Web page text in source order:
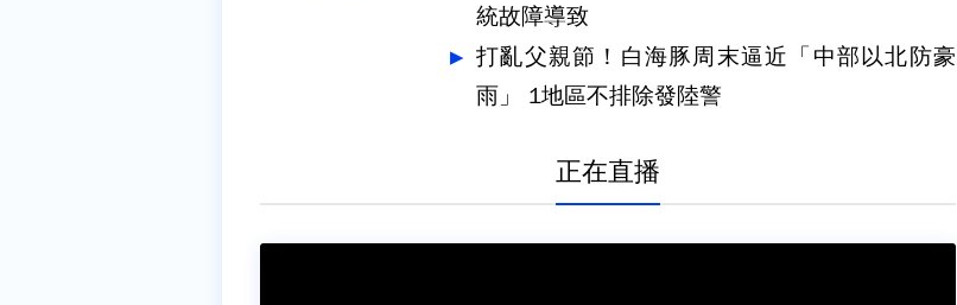
統故障導致
打亂父親節！白海豚周末逼近「中部以北防豪
雨」 1地區不排除發陸警
正在直播